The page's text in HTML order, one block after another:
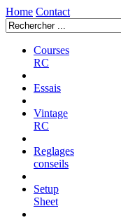
Home Contact
Courses
RC
Essais
Vintage
RC
Reglages
conseils
Setup
Sheet